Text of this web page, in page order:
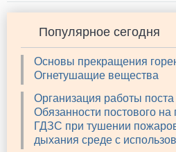
Популярное сегодня
Основы прекращения
Огнетушащие вещества
Организация работы
Обязанности постового на
ГДЗС при тушении
дыхания среде с